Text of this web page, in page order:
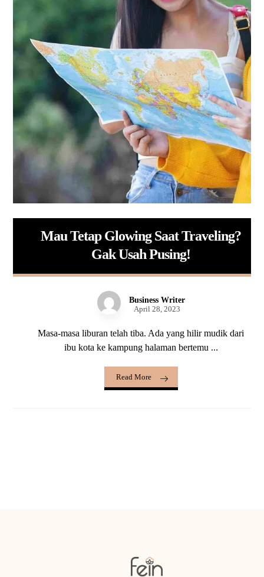
Mau Tetap Glowing Saat Traveling?
Gak Usah Pusing!
Business Writer
April 28, 2023
Masa-masa liburan telah tiba. Ada yang hilir mudik dari
ibu kota ke kampung halaman bertemu ...
Read More